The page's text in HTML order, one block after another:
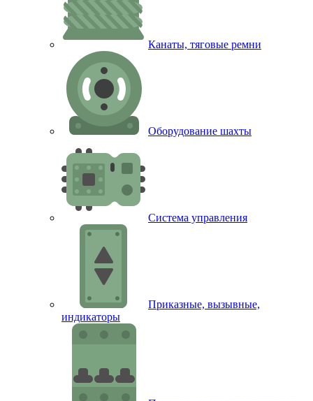
Канаты, тяговые ремни
Оборудование шахты
Система управления
Приказные, вызывные,
индикаторы